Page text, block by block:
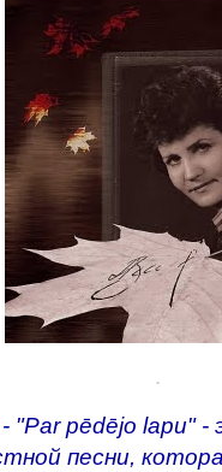
.
- "Par pēdējo lapu"
песни,